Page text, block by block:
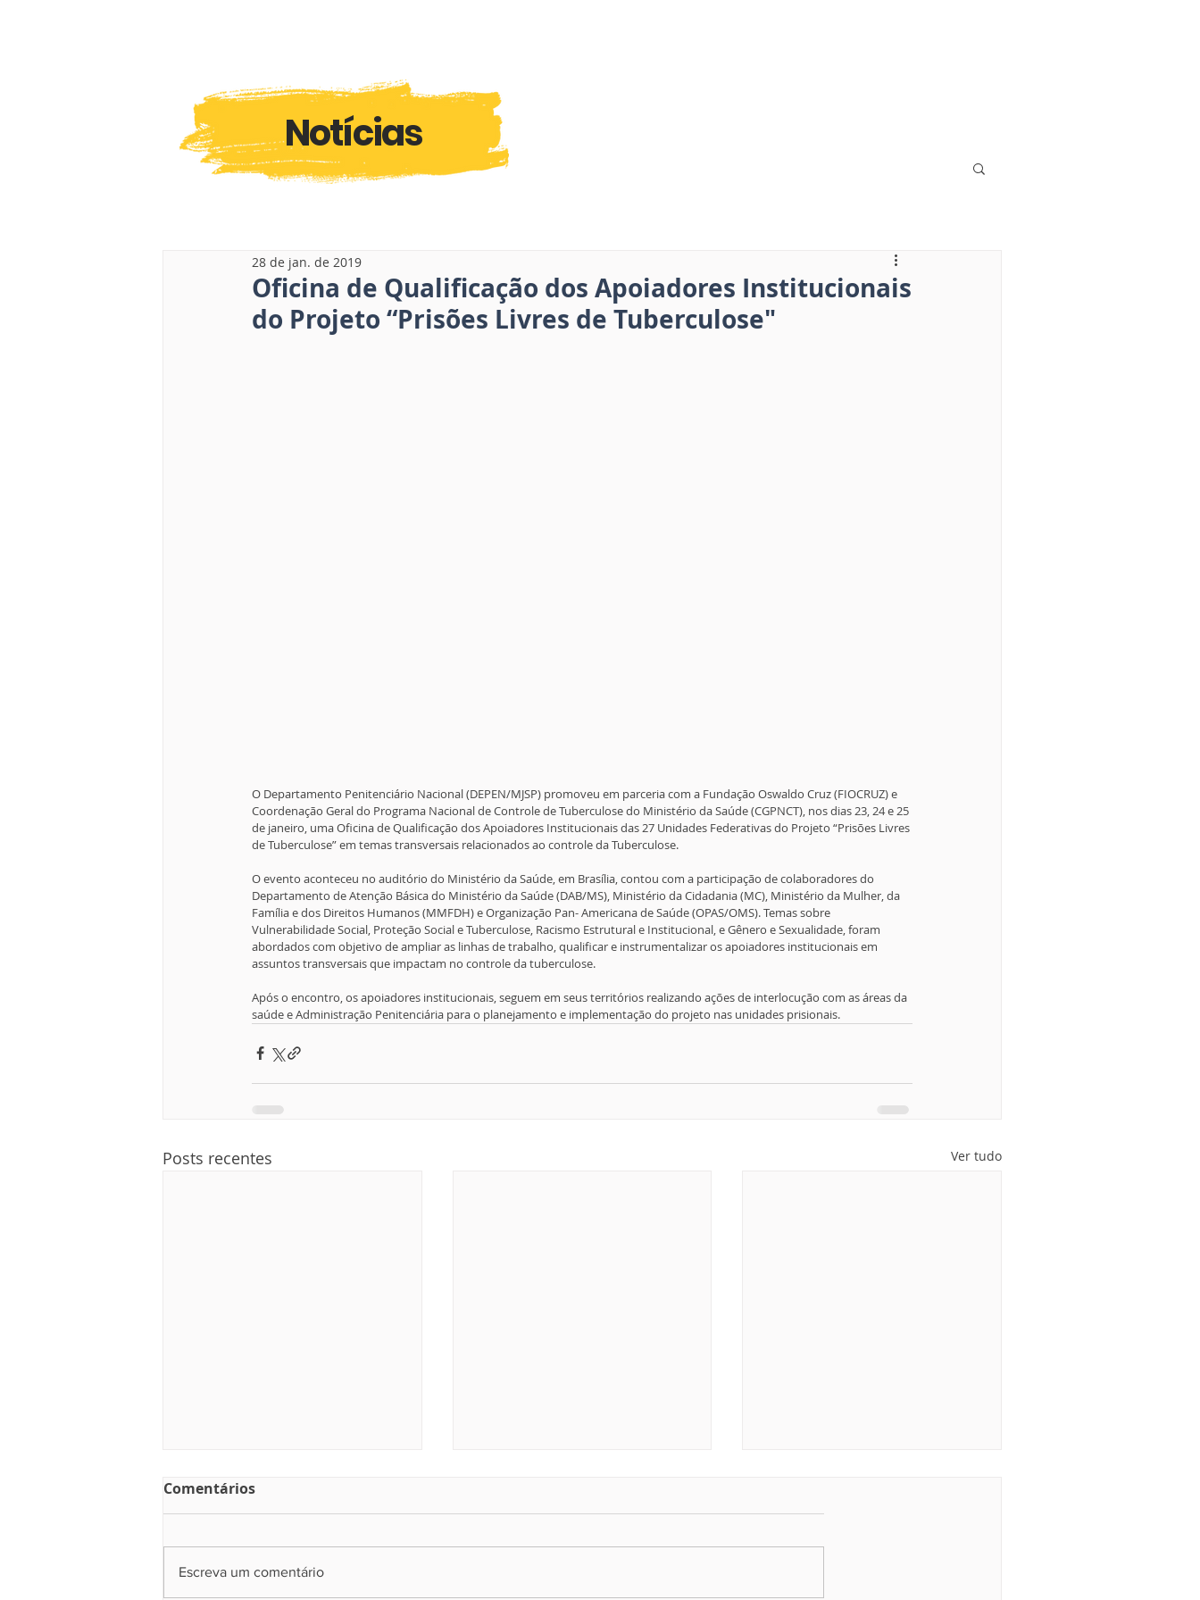
Oficina de Qualificação dos Apoiadores Institucionais
do Projeto “Prisões Livres de Tuberculose"
28 de jan. de 2019
O Departamento Penitenciário Nacional (DEPEN/MJSP) promoveu em parceria com a Fundação Oswaldo Cruz (FIOCRUZ) e
Coordenação Geral do Programa Nacional de Controle de Tuberculose do Ministério da Saúde (CGPNCT), nos dias 23, 24 e 25
de janeiro, uma Oficina de Qualificação dos Apoiadores Institucionais das 27 Unidades Federativas do Projeto “Prisões Livres
de Tuberculose” em temas transversais relacionados ao controle da Tuberculose.
O evento aconteceu no auditório do Ministério da Saúde, em Brasília, contou com a participação de colaboradores do
Departamento de Atenção Básica do Ministério da Saúde (DAB/MS), Ministério da Cidadania (MC), Ministério da Mulher, da
Família e dos Direitos Humanos (MMFDH) e Organização Pan- Americana de Saúde (OPAS/OMS). Temas sobre
Vulnerabilidade Social, Proteção Social e Tuberculose, Racismo Estrutural e Institucional, e Gênero e Sexualidade, foram
abordados com objetivo de ampliar as linhas de trabalho, qualificar e instrumentalizar os apoiadores institucionais em
assuntos transversais que impactam no controle da tuberculose.
Após o encontro, os apoiadores institucionais, seguem em seus territórios realizando ações de interlocução com as áreas da
saúde e Administração Penitenciária para o planejamento e implementação do projeto nas unidades prisionais.
Posts recentes Ver tudo
Comentários
Escreva um comentário
Notícias